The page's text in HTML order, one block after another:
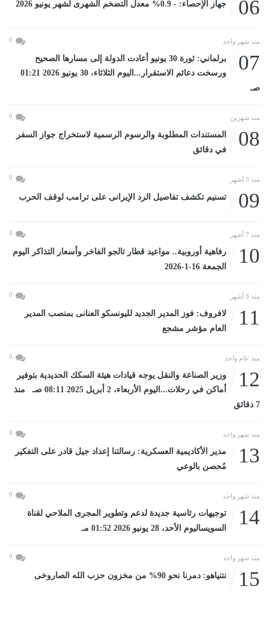
06 جهاز الإحصاء: - 0.9% معدل التضخم الشهرى لشهر يونيو 2026
منذ شهر واحد 0
07
برلماني: ثورة 30 يونيو أعادت الدولة إلى مسارها الصحيح
ورسخت دعائم الاستقرار...اليوم الثلاثاء، 30 يونيو 2026 01:21
صـ
منذ شهرين 0
08
المستندات المطلوبة والرسوم الرسمية لاستخراج جواز السفر
في دقائق
منذ 3 أشهر 0
09 تسنيم تكشف تفاصيل الرد الإيرانى على ترامب لوقف الحرب
منذ 7 أشهر 0
10
رفاهية أوروبية.. مواعيد قطار تالجو الفاخر وأسعار التذاكر اليوم
الجمعة 16-1-2026
منذ 8 أشهر 0
11
لافروف: فوز المدير الجديد لليونسكو العنانى بمنصب المدير
العام مؤشر مشجع
منذ عام واحد 0
12
وزير الصناعة والنقل يوجه قيادات هيئة السكك الحديدية بتوفير
أماكن في رحلات...اليوم الأربعاء، 2 أبريل 2025 08:11 صـ منذ
7 دقائق
منذ شهر واحد 0
13
مدير الأكاديمية العسكرية: رسالتنا إعداد جيل قادر على التفكير
مُحصن بالوعي
منذ شهر واحد 0
14
توجيهات رئاسية جديدة لدعم وتطوير المجرى الملاحي لقناة
السويساليوم الأحد، 28 يونيو 2026 01:52 مـ
منذ شهر واحد 0
15 نتنياهو: دمرنا نحو 90% من مخزون حزب الله الصاروخى